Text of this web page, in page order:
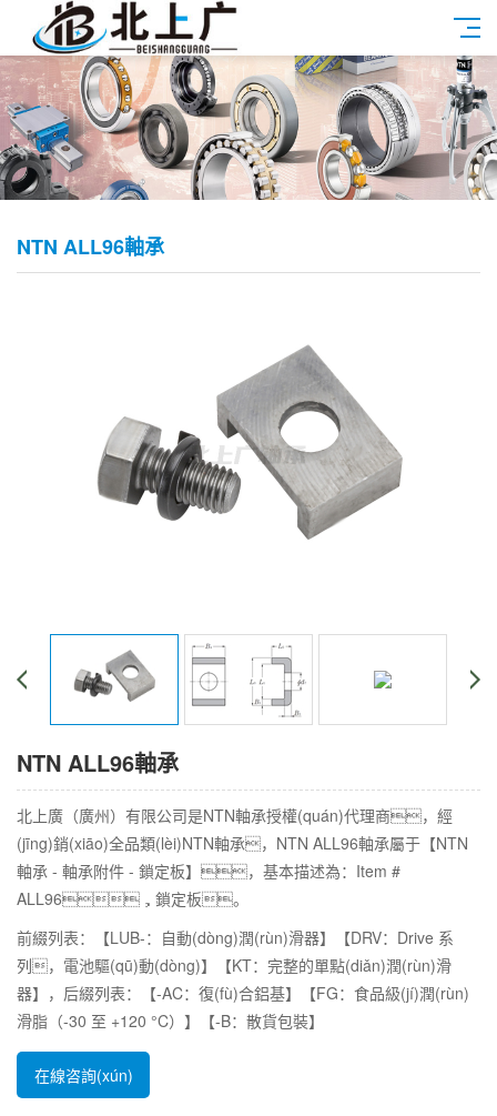
NTN ALL96軸承
NTN ALL96軸承
北上廣（廣州）有限公司是NTN軸承授權(quán)代理商，經
(jīng)銷(xiāo)全品類(lèi)NTN軸承，NTN ALL96軸承屬于【NTN
軸承 - 軸承附件 - 鎖定板】，基本描述為：Item #
ALL96，鎖定板。
前綴列表：【LUB-：自動(dòng)潤(rùn)滑器】【DRV：Drive 系
列，電池驅(qū)動(dòng)】【KT：完整的單點(diǎn)潤(rùn)滑
器】，后綴列表：【-AC：復(fù)合鋁基】【FG：食品級(jí)潤(rùn)
滑脂（-30 至 +120 °C）】【-B：散貨包裝】
在線咨詢(xún)